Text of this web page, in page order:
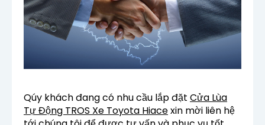
Qúy khách đang có nhu cầu lắp đặt Cửa Lùa
Tự Động TROS Xe Toyota Hiacexin mời liên hệ